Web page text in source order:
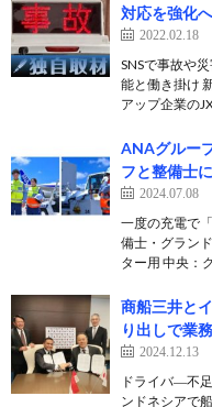
対応を強化へ
2022.02.18
SNSで事故や
能と働き掛け
アップ企業の
ANAグルー
フと整備士
2024.07.08
一度の充電で
備士・グラン
ター用 中央：
商船三井と
り出しで業
2024.12.13
ドライバ―不
ンドネシアで